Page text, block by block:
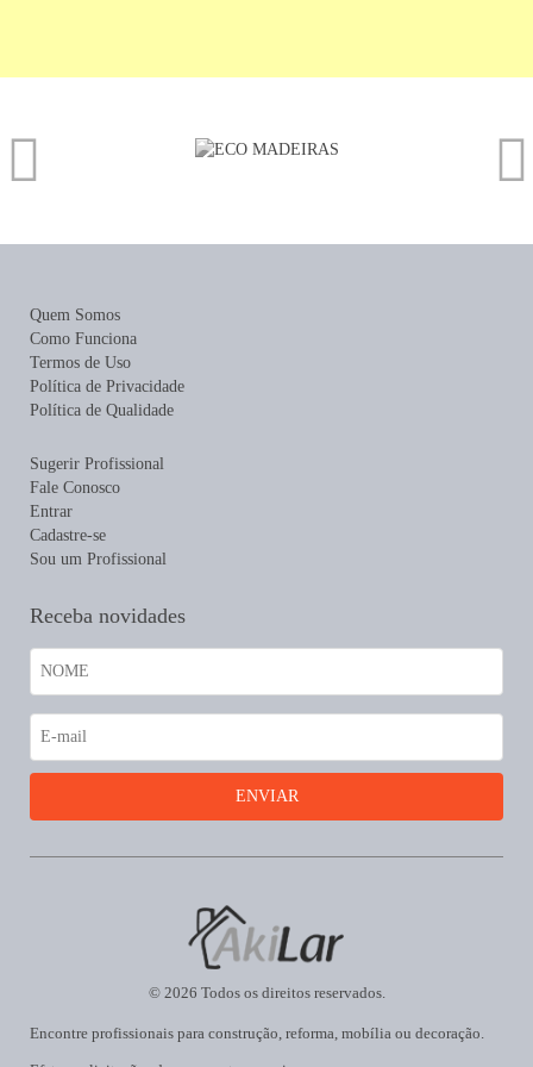
Quem Somos
Como Funciona
Termos de Uso
Política de Privacidade
Política de Qualidade
Sugerir Profissional
Fale Conosco
Entrar
Cadastre-se
Sou um Profissional
Receba novidades
Encontre profissionais para construção, reforma, mobília ou decoração.
© 2026 Todos os direitos reservados.